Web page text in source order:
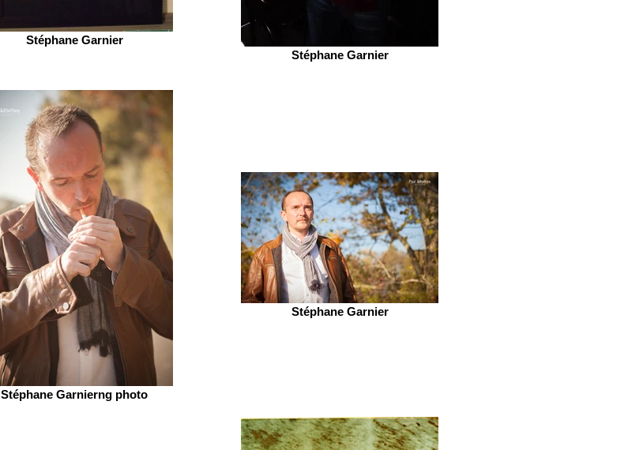
Stéphane Garnier
Stéphane Garnier
Stéphane Garnierng photo
Stéphane Garnier